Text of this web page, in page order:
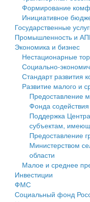
Государственные
Промышленность и
Экономика и бизнес
Символика
Устав
Гостям округа
Туризм
Культура
Образование
Здравоохранение
Социальная защита
Фотоальбом
муниципального
Администрация
Тверской области
Управление
Открытые данные
Работа с
Муниципальный
Муниципальные услуги
Проекты
Антимонопольный
Финансовое
Бюджет для граждан
Имущество
Выявление
объектов
Имущественная
среднего
Информационная
среднего
Муниципальные
Формирование
Инициативное
Государственные
Промышленность и
Экономика и бизнес
Нестационарные
Социально-
Стандарт развития
Развитие малого и
Предоставление
Фонда
Поддержка
субъектам,
Предоставление
Министерством
области
Малое и среднее
Инвестиции
ФМС
Социальный фонд